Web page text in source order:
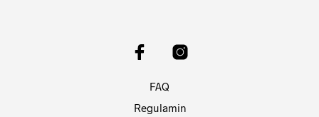
FAQ
Regulamin